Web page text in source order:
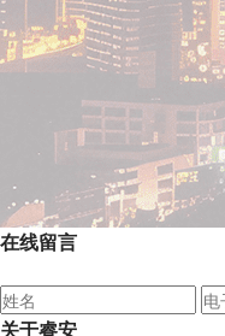
在线留言
关于睿安